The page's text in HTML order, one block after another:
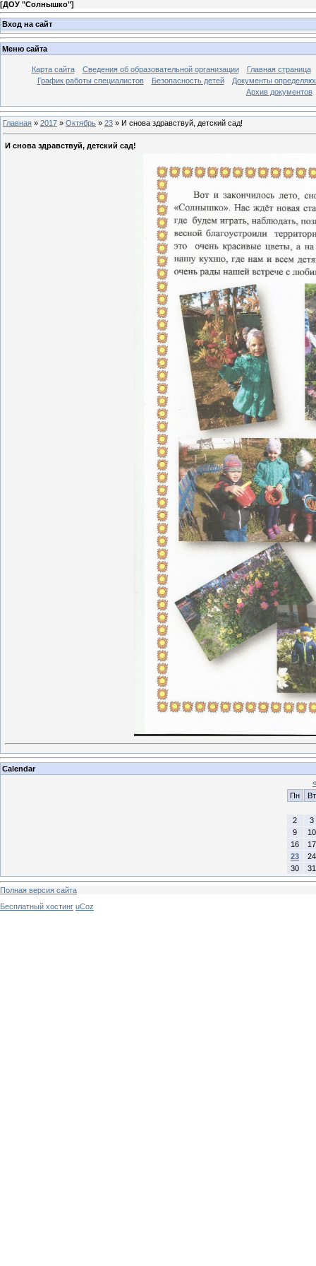
[ДОУ "Солнышко"]
Вход на сайт
Меню сайта
Карта сайта Сведения об образовательной организации
Главная страница
График работы специалистов
Безопасность детей
Документы
Архив документов
Главная » 2017 » Октябрь » 23 » И снова здравствуй, детский сад!
И снова здравствуй, детский сад!
Calendar
«
Пн
Вт
2
3
9
10
16
17
23
24
30
31
Полная версия сайта
Бесплатный хостинг uCoz